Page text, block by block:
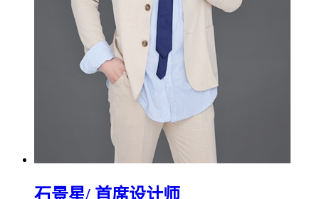
石景星/ 首席设计师